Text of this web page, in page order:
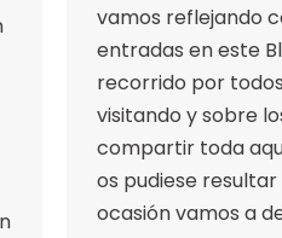
vamos reflejando
entradas en este
recorrido por
visitando y sobre
compartir toda
os pudiese
ocasión vamos a